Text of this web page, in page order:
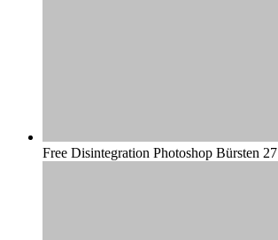
Free Disintegration Photoshop Bürsten 27